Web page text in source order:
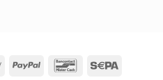
Apple
PayPal Bancontact